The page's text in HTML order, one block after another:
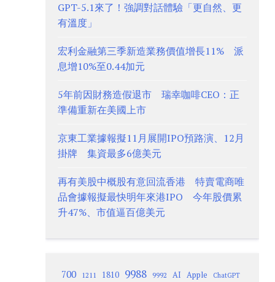
GPT-5.1來了！強調對話體驗「更自然、更
有溫度」
宏利金融第三季新造業務價值增長11% 派
息增10%至0.44加元
5年前因財務造假退市 瑞幸咖啡CEO：正
準備重新在美國上市
京東工業據報擬11月展開IPO預路演、12月
掛牌 集資最多6億美元
再有美股中概股有意回流香港 特賣電商唯
品會據報擬最快明年來港IPO 今年股價累
升47%、市值逼百億美元
700 1211 1810 9988 9992 AI Apple ChatGPT